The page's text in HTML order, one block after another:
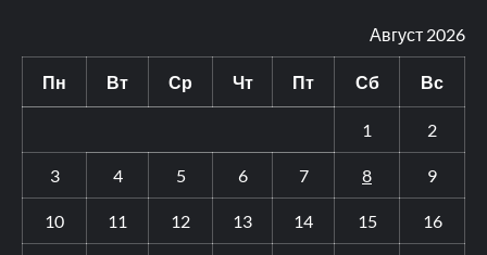
Август 2026
Пн Вт Ср Чт Пт Сб Вс
1 2
3 4 5 6 7 8 9
10 11 12 13 14 15 16